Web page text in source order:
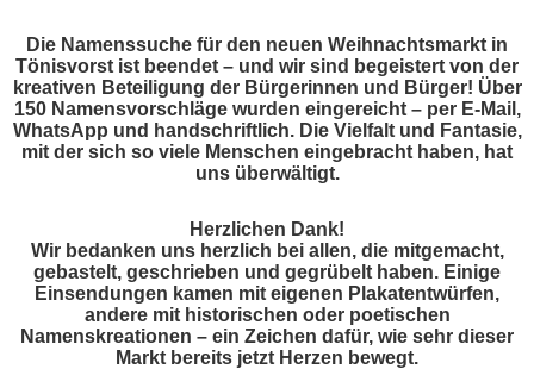
Die Namenssuche für den neuen Weihnachtsmarkt in
Tönisvorst ist beendet – und wir sind begeistert von der
kreativen Beteiligung der Bürgerinnen und Bürger! Über
150 Namensvorschläge wurden eingereicht – per E-Mail,
WhatsApp und handschriftlich. Die Vielfalt und Fantasie,
mit der sich so viele Menschen eingebracht haben, hat
uns überwältigt.
Herzlichen Dank!
Wir bedanken uns herzlich bei allen, die mitgemacht,
gebastelt, geschrieben und gegrübelt haben. Einige
Einsendungen kamen mit eigenen Plakatentwürfen,
andere mit historischen oder poetischen
Namenskreationen – ein Zeichen dafür, wie sehr dieser
Markt bereits jetzt Herzen bewegt.